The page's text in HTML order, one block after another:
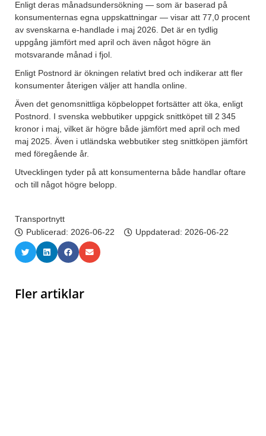
Enligt deras månadsundersökning — som är baserad på
konsumenternas egna uppskattningar — visar att 77,0 procent
av svenskarna e‑handlade i maj 2026. Det är en tydlig
uppgång jämfört med april och även något högre än
motsvarande månad i fjol.
Enligt Postnord är ökningen relativt bred och indikerar att fler
konsumenter återigen väljer att handla online.
Även det genomsnittliga köpbeloppet fortsätter att öka, enligt
Postnord. I svenska webbutiker uppgick snittköpet till 2 345
kronor i maj, vilket är högre både jämfört med april och med
maj 2025. Även i utländska webbutiker steg snittköpen jämfört
med föregående år.
Utvecklingen tyder på att konsumenterna både handlar oftare
och till något högre belopp.
Transportnytt
Publicerad: 2026-06-22 Uppdaterad: 2026-06-22
Fler artiklar